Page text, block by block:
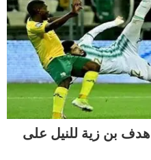
هدف بن زية للنيل على